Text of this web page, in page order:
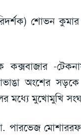
শোভন
-
অংশের
মধ্যে মুখোমুখি
মোশাররফ